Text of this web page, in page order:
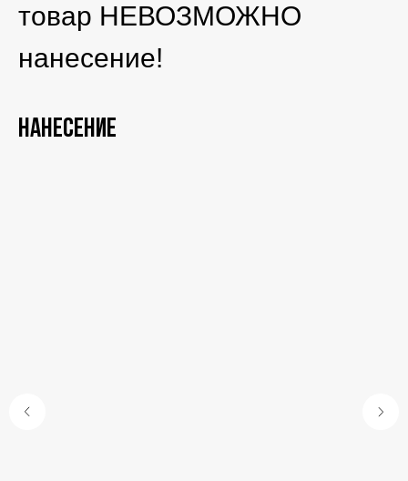
товар НЕВОЗМОЖНО
нанесение!
Нанесение